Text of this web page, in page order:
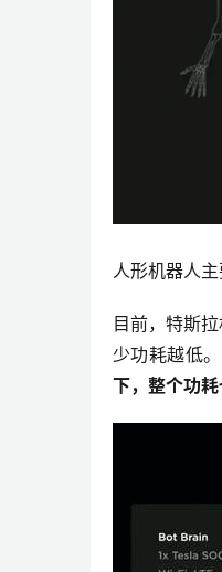
人形机器人
目前，特斯
少功耗越低。
下，整个功